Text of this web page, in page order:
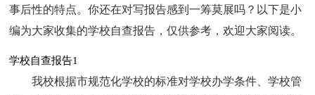
事后性的特点。你还在对写报告感到一筹莫展吗？以下是小
编为大家收集的学校自查报告，仅供参考，欢迎大家阅读。
学校自查报告1
我校根据市规范化学校的标准对学校办学条件、学校管